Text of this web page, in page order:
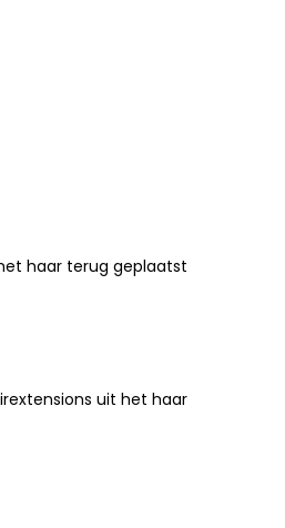
haar terug geplaatst
uit het haar